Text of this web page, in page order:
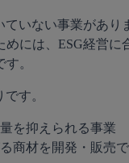
ていない事業があり
には、ESG経営に
。
す。
を抑えられる事業
商材を開発・販売で